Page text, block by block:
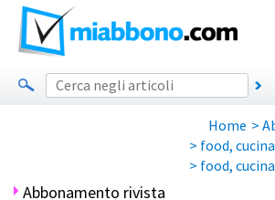
Home >
> food,
> food,
Abbonamento rivista